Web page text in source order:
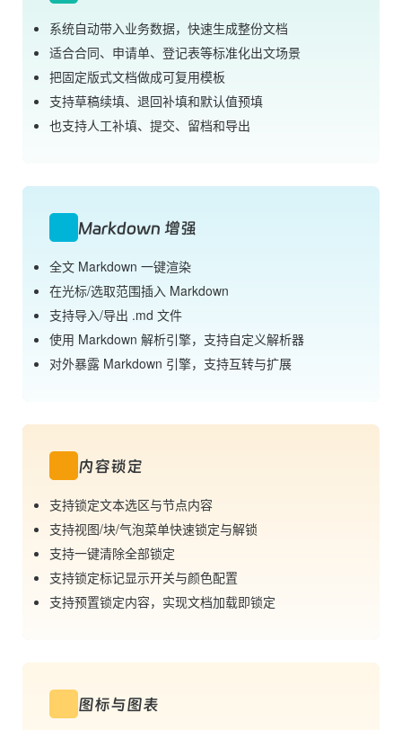
系统自动带入业务数据，快速生成整份文档
适合合同、申请单、登记表等标准化出文场景
把固定版式文档做成可复用模板
支持草稿续填、退回补填和默认值预填
也支持人工补填、提交、留档和导出
Markdown 增强
全文 Markdown 一键渲染
在光标/选取范围插入 Markdown
支持导入/导出 .md 文件
使用 Markdown 解析引擎，支持自定义解析器
对外暴露 Markdown 引擎，支持互转与扩展
内容锁定
支持锁定文本选区与节点内容
支持视图/块/气泡菜单快速锁定与解锁
支持一键清除全部锁定
支持锁定标记显示开关与颜色配置
支持预置锁定内容，实现文档加载即锁定
图标与图表